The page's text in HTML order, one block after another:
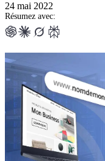
24 mai 2022
Résumez avec: